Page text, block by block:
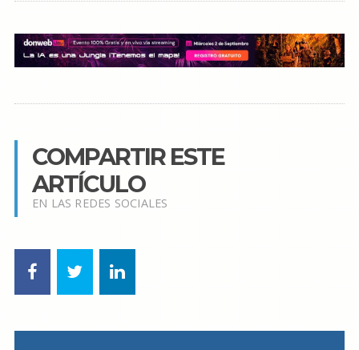
COMPARTIR ESTE
ARTÍCULO
EN LAS REDES SOCIALES